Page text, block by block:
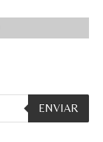
ENVIAR